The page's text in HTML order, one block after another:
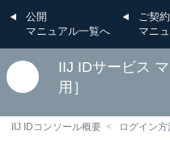
公開
マニュアル一覧へ
ご契
マニ
IIJ IDサービス
用］
IIJ IDコンソール概要 ログイン方